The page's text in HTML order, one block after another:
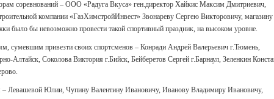
соревнований – ООО «Радуга Вкуса» ген.директор Хайкис Максим Дмитриевич,
компании «ГазХимстройИнвест» Звонареву Сергею Викторовичу, магазину
было бы невозможно провести такой спортивный праздник, на высоком уровне.
сумевшим привезти своих спортсменов – Конради Андрей Валерьевич г.Тюмень,
Алтайск, Соколова Виктория г.Бийск, Бейберетов Сергей г.Барнаул, Зеленкин
– Левашевой Юлии, Чупину Валентину Ивановичу, Иванову Владимиру Ивановичу,